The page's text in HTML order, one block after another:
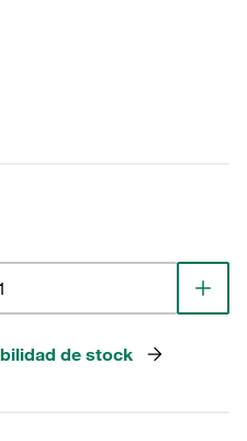
relación β >200
de stock